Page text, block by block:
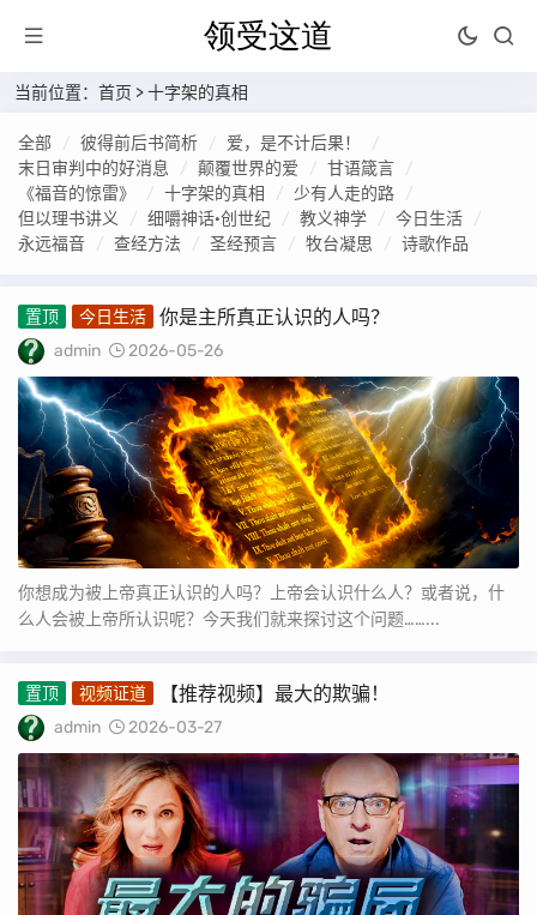
当前位置： 首页 >十字架的真相
全部 彼得前后书简析
爱，是不计后果！
末日审判中的好消息
颠覆世界的爱
甘语箴言
《福音的惊雷》
十字架的真相
少有人走的路
但以理书讲义
细嚼神话·创世纪 教义神学
今日生活
永远福音
查经方法 圣经预言 牧台凝思 诗歌作品
置顶 今日生活 你是主所真正认识的人吗？
admin 2026-05-26
你想成为被上帝真正认识的人吗？上帝会认识什么人？或者说，什
么人会被上帝所认识呢？今天我们就来探讨这个问题……...
置顶 视频证道 【推荐视频】最大的欺骗！
admin 2026-03-27